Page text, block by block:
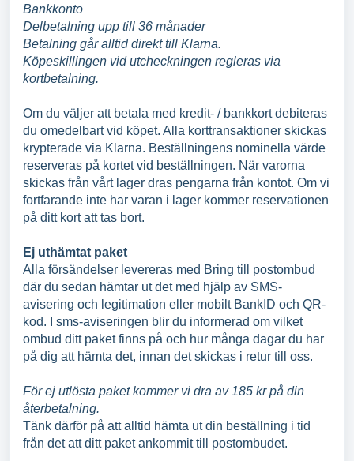
Bankkonto
Delbetalning upp till 36 månader
Betalning går alltid direkt till Klarna.
Köpeskillingen vid utcheckningen regleras via
kortbetalning.
Om du väljer att betala med kredit- / bankkort debiteras
du omedelbart vid köpet. Alla korttransaktioner skickas
krypterade via Klarna. Beställningens nominella värde
reserveras på kortet vid beställningen. När varorna
skickas från vårt lager dras pengarna från kontot. Om vi
fortfarande inte har varan i lager kommer reservationen
på ditt kort att tas bort.
Ej uthämtat paket
Alla försändelser levereras med Bring till postombud
där du sedan hämtar ut det med hjälp av SMS-
avisering och legitimation eller mobilt BankID och QR-
kod. I sms-aviseringen blir du informerad om vilket
ombud ditt paket finns på och hur många dagar du har
på dig att hämta det, innan det skickas i retur till oss.
För ej utlösta paket kommer vi dra av 185 kr på din
återbetalning.
Tänk därför på att alltid hämta ut din beställning i tid
från det att ditt paket ankommit till postombudet.